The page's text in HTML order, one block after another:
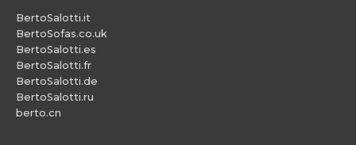
BertoSalotti.it
BertoSofas.co.uk
BertoSalotti.es
BertoSalotti.fr
BertoSalotti.de
BertoSalotti.ru
berto.cn